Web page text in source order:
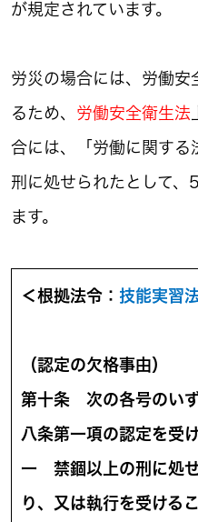
が規定されています。
労災の場合には、労働安
るため、 労働安全衛生法
合には、「労働に関する
刑に処せられたとして、
ます。
＜根拠法令： 技能実習
（認定の欠格事由）
第十条 次の各号のい
八条第一項の認定を受
一 禁錮以上の刑に処
り、又は執行を受ける